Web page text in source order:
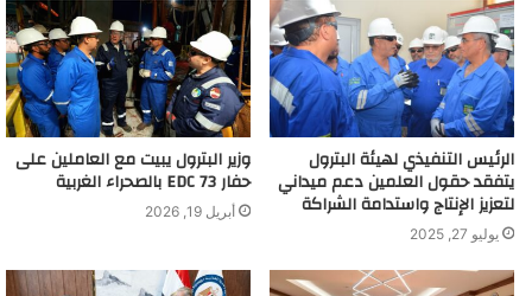
الرئيس التنفيذي لهيئة البترول
يتفقد حقول العلمين دعم ميداني
لتعزيز الإنتاج واستدامة الشراكة
يوليو 27, 2025
وزير البترول يبيت مع العاملين على
حفار EDC 73 بالصحراء الغربية
أبريل 19, 2026